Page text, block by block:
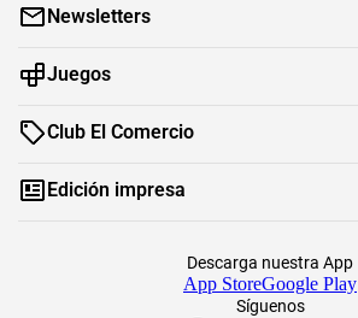
Newsletters
Juegos
Club El Comercio
Edición impresa
Síguenos
Descarga nuestra App
App StoreGoogle Play